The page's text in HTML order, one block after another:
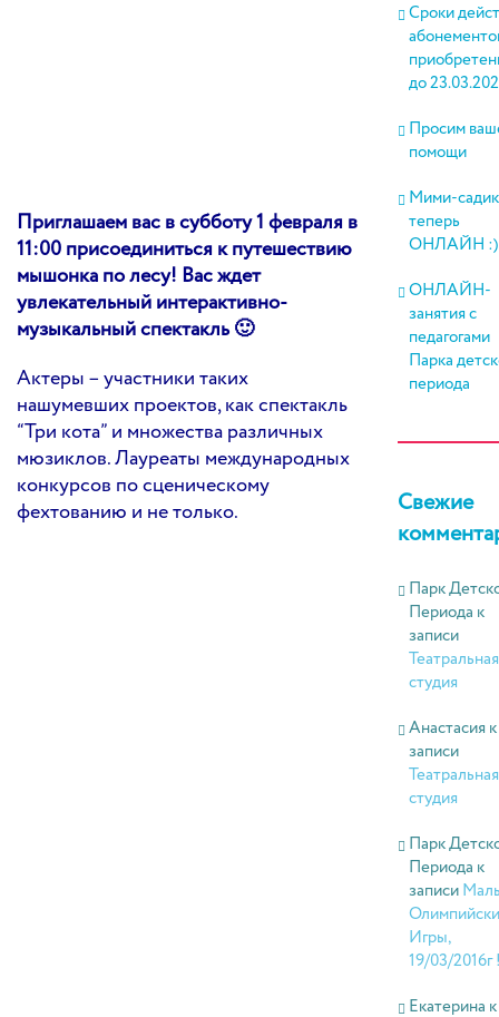
Приглашаем вас в субботу 1 февраля в
11:00 присоединиться к путешествию
мышонка по лесу! Вас ждет
увлекательный интерактивно-
музыкальный спектакль 🙂
Актеры – участники таких
нашумевших проектов, как спектакль
“Три кота” и множества различных
мюзиклов. Лауреаты международных
конкурсов по сценическому
фехтованию и не только.
Сроки
до
Просим
помощи
Мими-
теперь
ОНЛАЙН :)
ОНЛАЙН-
занятия с
педагогами
Парка
периода
Свежие
Парк
Периода к
записи
Театральная
студия
Анастасияк
записи
Театральная
студия
Парк
Периода к
записи
Игры,
19/03/2016г
Екатерина к